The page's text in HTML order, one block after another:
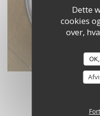
Dette
cookies
over,